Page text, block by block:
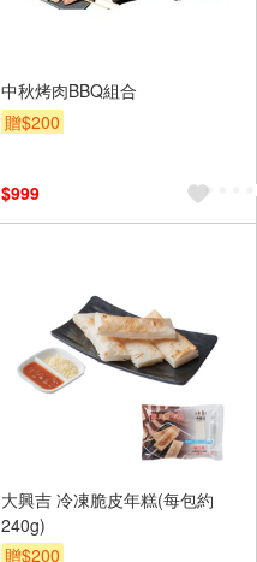
中秋烤肉BBQ組合
贈$200
$999
大興吉 冷凍脆皮年糕(每包約
240g)
贈$200